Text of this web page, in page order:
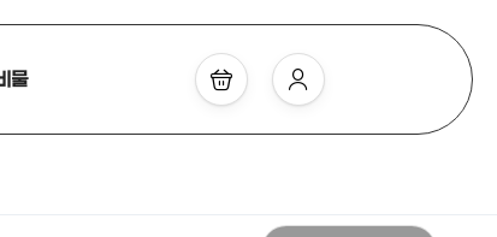
물